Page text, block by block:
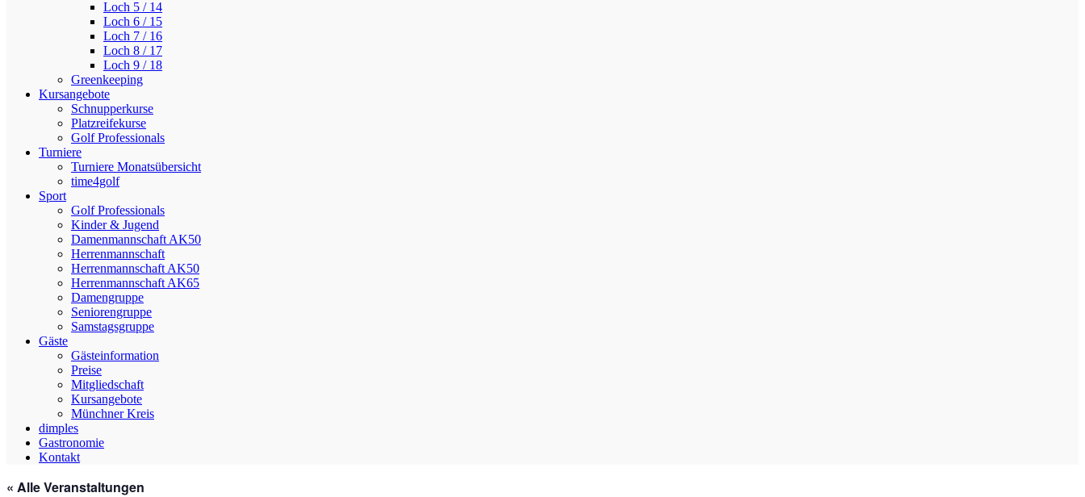
Loch 5 / 14
Loch 6 / 15
Loch 7 / 16
Loch 8 / 17
Loch 9 / 18
Greenkeeping
Kursangebote
Schnupperkurse
Platzreifekurse
Golf Professionals
Turniere
Turniere Monatsübersicht
time4golf
Sport
Golf Professionals
Kinder & Jugend
Damenmannschaft AK50
Herrenmannschaft
Herrenmannschaft AK50
Herrenmannschaft AK65
Damengruppe
Seniorengruppe
Samstagsgruppe
Gäste
Gästeinformation
Preise
Mitgliedschaft
Kursangebote
Münchner Kreis
dimples
Gastronomie
Kontakt
« Alle Veranstaltungen